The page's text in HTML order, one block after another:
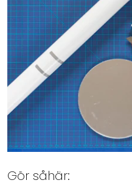
Gör såhär: